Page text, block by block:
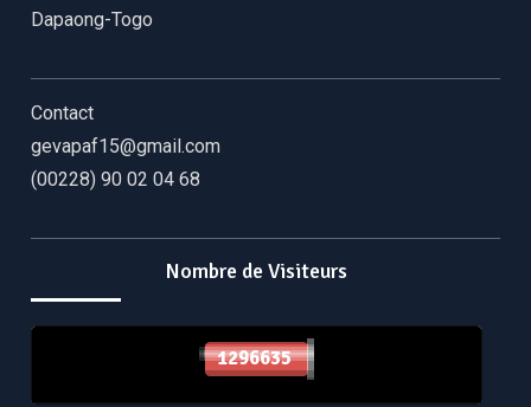
Dapaong-Togo
Contact
gevapaf15@gmail.com
(00228) 90 02 04 68
Nombre de Visiteurs
1296635
1296635